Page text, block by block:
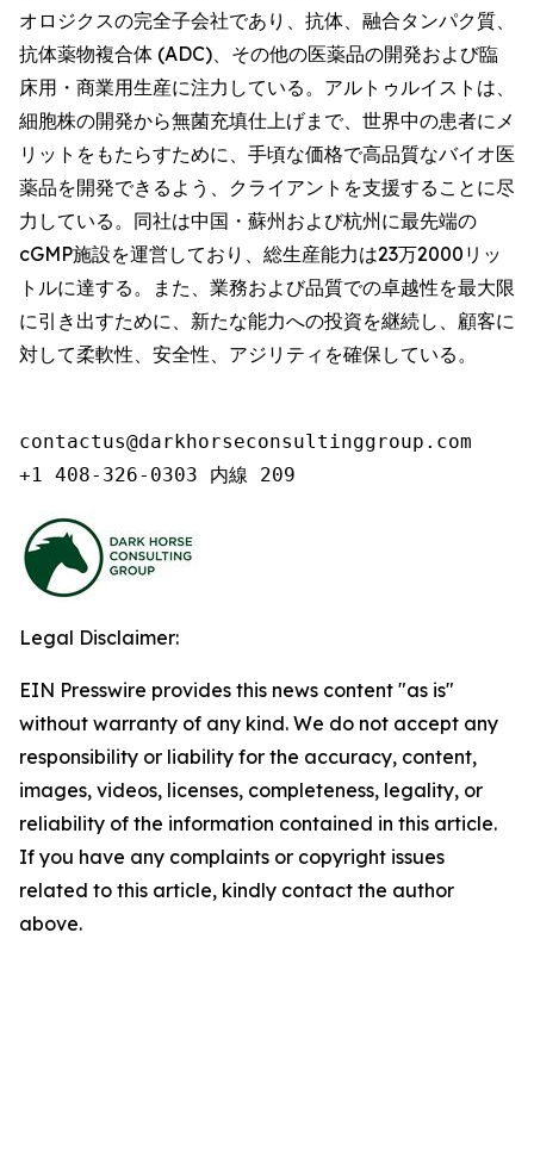
オロジクスの完全子会社であり、抗体、融合タンパク質、
抗体薬物複合体 (ADC)、その他の医薬品の開発および臨
床用・商業用生産に注力している。アルトゥルイストは、
細胞株の開発から無菌充填仕上げまで、世界中の患者にメ
リットをもたらすために、手頃な価格で高品質なバイオ医
薬品を開発できるよう、クライアントを支援することに尽
力している。同社は中国・蘇州および杭州に最先端の
cGMP施設を運営しており、総生産能力は23万2000リッ
トルに達する。また、業務および品質での卓越性を最大限
に引き出すために、新たな能力への投資を継続し、顧客に
対して柔軟性、安全性、アジリティを確保している。
contactus@darkhorseconsultinggroup.com
+1 408-326-0303 内線 209
Legal Disclaimer:
EIN Presswire provides this news content "as is"
without warranty of any kind. We do not accept any
responsibility or liability for the accuracy, content,
images, videos, licenses, completeness, legality, or
reliability of the information contained in this article.
If you have any complaints or copyright issues
related to this article, kindly contact the author
above.